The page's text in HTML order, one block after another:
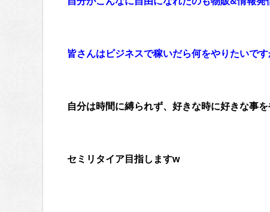
皆さんはビジネスで稼いだら何をやりたいです
自分は時間に縛られず、好きな時に好きな事を
セミリタイア目指しますw